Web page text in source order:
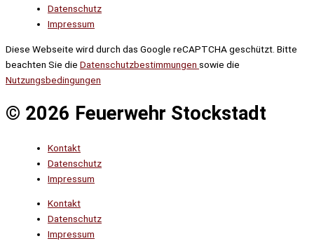
Datenschutz
Impressum
Diese Webseite wird durch das Google reCAPTCHA geschützt. Bitte
beachten Sie die Datenschutzbestimmungen sowie die
Nutzungsbedingungen
© 2026 Feuerwehr Stockstadt
Kontakt
Datenschutz
Impressum
Kontakt
Datenschutz
Impressum